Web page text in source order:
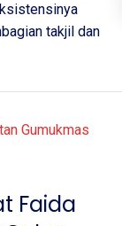
takjil dan
Faida